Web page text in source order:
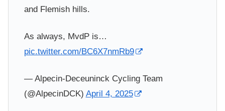
and Flemish hills.
As always, MvdP is…
pic.twitter.com/BC6X7nmRb9
— Alpecin-Deceuninck Cycling Team
(@AlpecinDCK) April 4, 2025